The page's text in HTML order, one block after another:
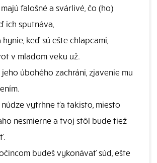
falošné a svárlivé, čo (ho)
ich sputnáva,
keď sú ešte chlapcami,
v mladom veku už.
úbohého zachráni, zjavenie mu
núdze vytrhne ťa takisto, miesto
nesmierne a tvoj stôl bude tiež
budeš vykonávať súd, ešte